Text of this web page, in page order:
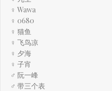
♀ Wawa
♀ 0680
♀ 猫鱼
♀ 飞鸟凉
♀ 夕海
♀ 子宵
♂ 阮一峰
♂ 带三个表